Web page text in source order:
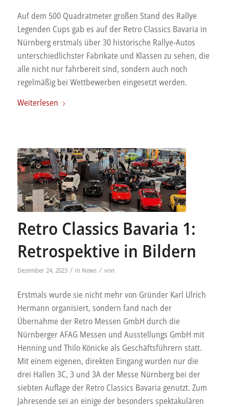
Auf dem 500 Quadratmeter großen Stand des Rallye
Legenden Cups gab es auf der Retro Classics Bavaria in
Nürnberg erstmals über 30 historische Rallye-Autos
unterschiedlichster Fabrikate und Klassen zu sehen, die
alle nicht nur fahrbereit sind, sondern auch noch
regelmäßig bei Wettbewerben eingesetzt werden.
Weiterlesen
Retro Classics Bavaria 1:
Retrospektive in Bildern
Dezember 24, 2023 / in News / von
Erstmals wurde sie nicht mehr von Gründer Karl Ulrich
Hermann organisiert, sondern fand nach der
Übernahme der Retro Messen GmbH durch die
Nürnberger AFAG Messen und Ausstellungs GmbH mit
Henning und Thilo Könicke als Geschäftsführern statt.
Mit einem eigenen, direkten Eingang wurden nur die
drei Hallen 3C, 3 und 3A der Messe Nürnberg bei der
siebten Auflage der Retro Classics Bavaria genutzt. Zum
Jahresende sei an einige der besonders spektakulären